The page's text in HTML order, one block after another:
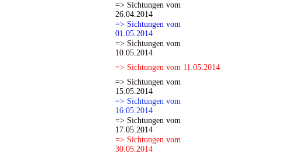
=> Sichtungen vom
26.04.2014
=> Sichtungen vom
01.05.2014
=> Sichtungen vom
10.05.2014
=> Sichtungen vom 11.05.2014
=> Sichtungen vom
15.05.2014
=> Sichtungen vom
16.05.2014
=> Sichtungen vom
17.05.2014
=> Sichtungen vom
30.05.2014